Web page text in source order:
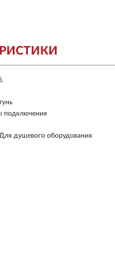
подключения
душевого оборудования